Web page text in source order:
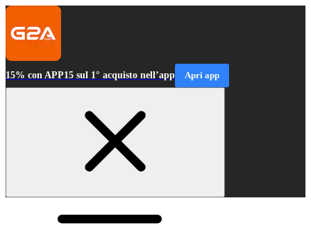
15% con APP15 sul 1° acquisto nell’app Apri app